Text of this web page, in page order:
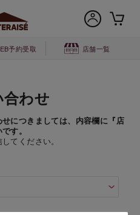
予約受取 店舗一覧
合わせ
につきましては、内容欄に『店
す。
てください。